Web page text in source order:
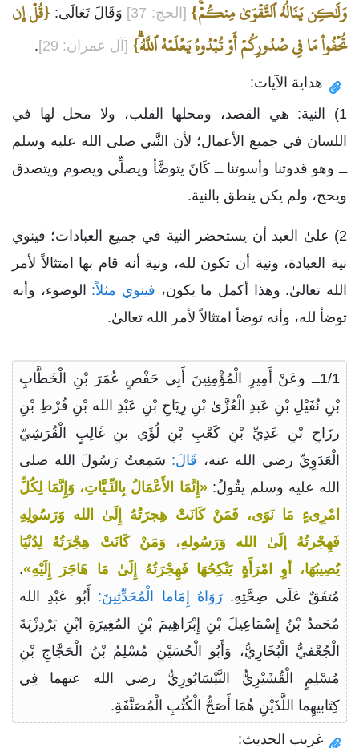
وَلَٰكِن يَنَالُهُ ٱلتَّقۡوَىٰ مِنكُمۡۚ} [الحج: 37] وَقَالَ تَعَالَىٰ: {قُلۡ إِن
تُخۡفُواْ مَا فِي صُدُورِكُمۡ أَوۡ تُبۡدُوهُ يَعۡلَمۡهُ ٱللَّهُۗ} [آل عمران: 29] .
هداية الآيات:
1) النية: هي القصد، ومحلها القلب، ولا محل لها في
اللسان في جميع الأعمال؛ لأن النَّبي صلى الله عليه وسلم
ــ وهو قدوتنا وأسوتنا ــ كَانَ يتوضَّأ ويصلِّي ويصوم ويتصدق
ويحج، ولم يكن ينطق بالنية.
2) علىٰ العبد أن يستحضر النية في جميع العبادات؛ فينوي
نية العبادة، ونية أن تكون لله، ونية أنه قام بها امتثالاً لأمر
الله تعالىٰ. وهذا أكمل ما يكون، فينوي مثلاً: الوضوء، وأنه
توضأ لله، وأنه توضأ امتثالاً لأمر الله تعالىٰ.
1/1ــ وعَنْ أَمِيرِ الْمُؤْمِنِينَ أَبِي حَفْصٍ عُمَرَ بْنِ الْخَطَّابِ
بْنِ نُفَيْلِ بْنِ عَبدِ الْعُزَّىٰ بْنِ رِيَاحِ بْنِ عَبْدِ الله بْنِ قُرْطِ بْنِ
رزَاحِ بْنِ عَدِيِّ بْنِ كَعْبِ بْنِ لُؤَي بنِ غَالِبٍ الْقُرَشِيّ
الْعَدَوِيِّ رضي الله عنه، قَالَ: سَمِعتُ رَسُولَ الله صلى
الله عليه وسلم يقُولُ:«إِنَّمَا الأَعْمَالُ بِالنِّـيَّاتِ، وَإِنَّمَا لِكُلِّ
امْرِىءٍ مَا نَوَى، فَمَنْ كَانَتْ هِجرَتُهُ إِلَىٰ الله وَرَسُولِهِ
فَهِجْرتُهُ إلَىٰ الله وَرَسُولهِ، وَمَنْ كَانَتْ هِجْرَتُهُ لِدُنْيَا
يُصِيبُهَا، أوِ امْرَأَةٍ يَنْكِحُهَا فَهِجْرَتُهُ إِلَىٰ مَا هَاجَرَ إِلَيْهِ».
مُتفَقٌ عَلَىٰ صِحَّتِهِ. رَوَاهُ إِمَاما الْمُحَدِّثِينَ: أَبُو عَبْدِ الله
مُحَمدُ بْنُ إِسْمَاعِيلَ بْنِ إِبْرَاهِيمَ بْنِ المُغِيرَةِ ابْنِ بَرْدِزْبَةَ
الْجُعْفيُّ الْبُخَارِيُّ، وَأَبُو الْحُسَيْنِ مُسْلِمُ بْنُ الْحَجَّاجِ بْنِ
مُسْلِمٍ الْقُشَيْرِيُّ النَّيْسَابُورِيُّ رضي الله عنهما فِي
كِتَابيهِما اللَّذَيْنِ هُمَا أَصَحُّ الْكُتُبِ الْمُصَنَّفَةِ.
غريب الحديث: